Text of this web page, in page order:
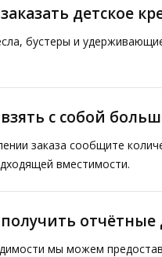
детское
бустеры и
с собой
заказа сообщите
вместимости.
отчётные
мы можем